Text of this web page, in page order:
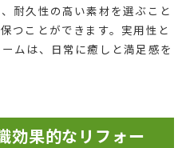
耐久性の高い素材を選ぶこと
つことができます。実用性と
ムは、日常に癒しと満足感を
効果的なリフォー